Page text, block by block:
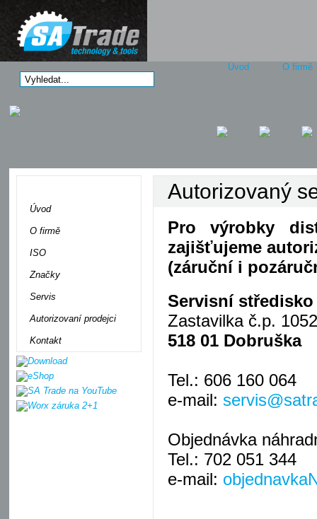
Úvod O firmě
Úvod
O firmě
ISO
Značky
Servis
Autorizovaní prodejci
Kontakt
Autorizovaný
Pro výrobky
zajišťujeme
(záruční i
Servisní středisko
Zastavilka č.p. 1052
518 01 Dobruška
Tel.: 606 160 064
e-mail:
Objednávka
Tel.: 702 051 344
e-mail: